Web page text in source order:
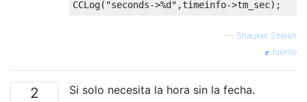
CCLog( "seconds->%d" ,timeinfo->tm_sec);
— Shauket Sheikh
fuente
2 Si solo necesita la hora sin la fecha.